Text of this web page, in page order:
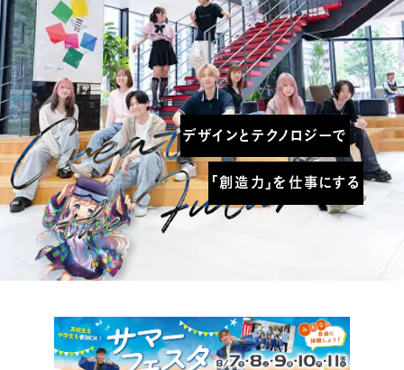
デザインとテクノロジーで
「創造力」を仕事にする